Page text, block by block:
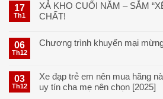
17
Th1
XẢ KHO CUỐI NĂM – SẮM
CHẤT!
06
Th12
Chương trình khuyến mại
03
Th12
Xe đạp trẻ em nên mua hãng
uy tín cha mẹ nên chọn [2025]